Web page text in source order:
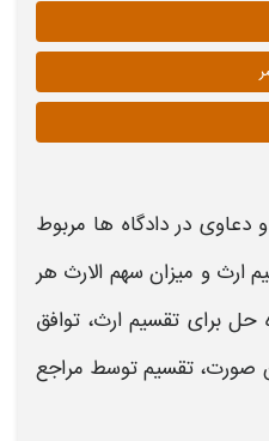
دعاوی در دادگاه ها مربوط
ارث و میزان سهم الارث هر
حل برای تقسیم ارث، توافق
صورت، تقسیمتوسط مراجع